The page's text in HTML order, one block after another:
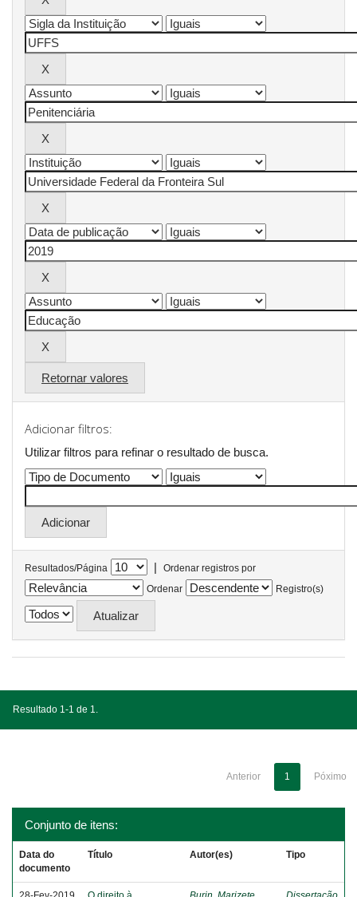
Retornar valores
Adicionar filtros:
Utilizar filtros para refinar o resultado de busca.
Resultados/Página |
Ordenar registros por
Ordenar
Registro(s)
Resultado 1-1 de 1.
Anterior 1 Póximo
Conjunto de itens:
Data do
documento
Título Autor(es) Tipo